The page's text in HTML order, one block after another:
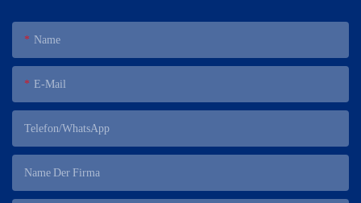
Name
E-Mail
Telefon/WhatsApp
Name Der Firma